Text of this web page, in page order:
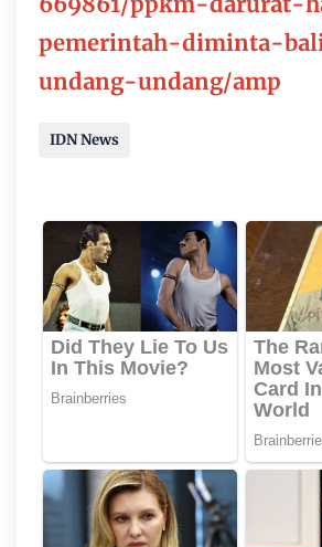
pemerintah-diminta-
undang-undang/amp
IDN News